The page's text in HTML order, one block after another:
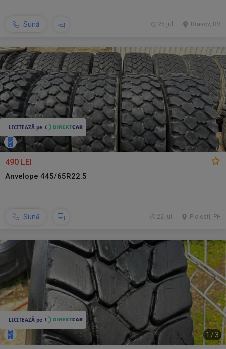
Sună Brasov, BV
25 jul.
490 LEI
Anvelope 445/65R22.5
Sună Ploiesti, PH
22 jul.
1 /3